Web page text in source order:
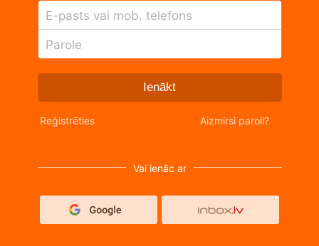
E-pasts vai mob. telefons
Parole
Ienākt
Reģistrēties Aizmirsi paroli?
Vai ienāc ar